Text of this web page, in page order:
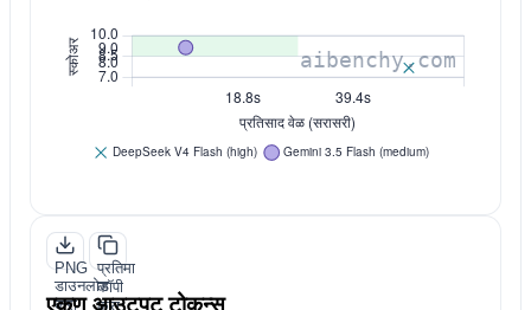
PNG
डाउनलोड
करा
प्रतिमा
कॉपी
करा
एकूण आउटपुट टोकन्स